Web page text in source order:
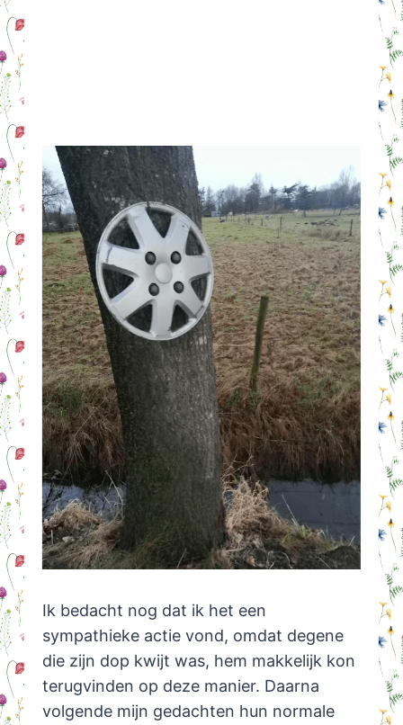
Ik bedacht nog dat ik het een
sympathieke actie vond, omdat degene
die zijn dop kwijt was, hem makkelijk kon
terugvinden op deze manier. Daarna
volgende mijn gedachten hun normale